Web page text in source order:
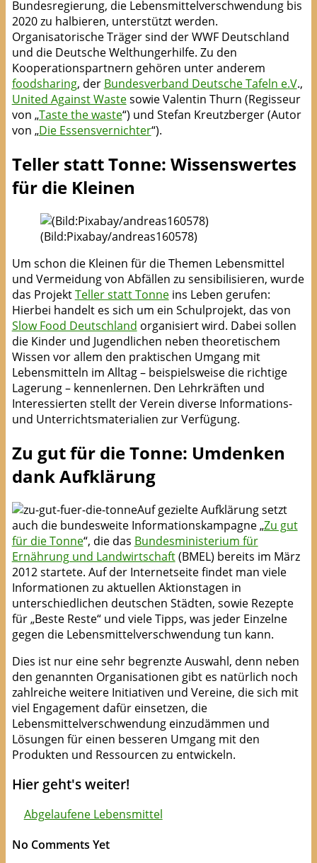
Bundesregierung, die Lebensmittelverschwendung bis
2020 zu halbieren, unterstützt werden.
Organisatorische Träger sind der WWF Deutschland
und die Deutsche Welthungerhilfe. Zu den
Kooperationspartnern gehören unter anderem
foodsharing, der Bundesverband Deutsche Tafeln e.V.,
United Against Wastesowie Valentin Thurn (Regisseur
von „Taste the waste“) und Stefan Kreutzberger (Autor
von „Die Essensvernichter“).
Teller statt Tonne: Wissenswertes
für die Kleinen
(Bild:Pixabay/andreas160578)
Um schon die Kleinen für die Themen Lebensmittel
und Vermeidung von Abfällen zu sensibilisieren, wurde
das ProjektTeller statt Tonneins Leben gerufen:
Hierbei handelt es sich um ein Schulprojekt, das von
Slow Food Deutschland organisiert wird. Dabei sollen
die Kinder und Jugendlichen neben theoretischem
Wissen vor allem den praktischen Umgang mit
Lebensmitteln im Alltag – beispielsweise die richtige
Lagerung – kennenlernen. Den Lehrkräften und
Interessierten stellt der Verein diverse Informations-
und Unterrichtsmaterialien zur Verfügung.
Zu gut für die Tonne: Umdenken
dank Aufklärung
Auf gezielte Aufklärung setzt
auch die bundesweite Informationskampagne „Zu gut
für die Tonne“, die das Bundesministerium für
Ernährung und Landwirtschaft(BMEL) bereits im März
2012 startete. Auf der Internetseite findet man viele
Informationen zu aktuellen Aktionstagen in
unterschiedlichen deutschen Städten, sowie Rezepte
für „Beste Reste“ und viele Tipps, was jeder Einzelne
gegen die Lebensmittelverschwendung tun kann.
Dies ist nur eine sehr begrenzte Auswahl, denn neben
den genannten Organisationen gibt es natürlich noch
zahlreiche weitere Initiativen und Vereine, die sich mit
viel Engagement dafür einsetzen, die
Lebensmittelverschwendung einzudämmen und
Lösungen für einen besseren Umgang mit den
Produkten und Ressourcen zu entwickeln.
Hier geht's weiter!
Abgelaufene Lebensmittel
No Comments Yet